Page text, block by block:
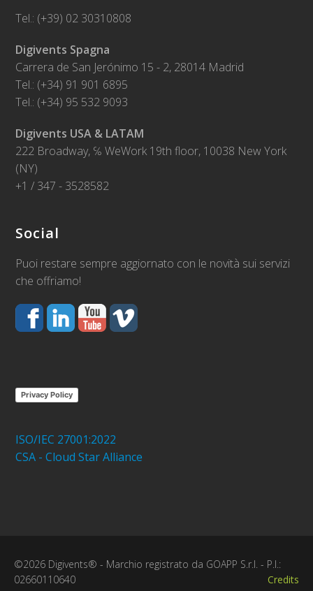
Tel.: (+39) 02 30310808
Digivents Spagna
Carrera de San Jerónimo 15 - 2, 28014 Madrid
Tel.: (+34) 91 901 6895
Tel.: (+34) 95 532 9093
Digivents USA & LATAM
222 Broadway, ℅ WeWork 19th floor, 10038 New York
(NY)
+1 / 347 - 3528582
Social
Puoi restare sempre aggiornato con le novità sui servizi
che offriamo!
Privacy Policy
ISO/IEC 27001:2022
CSA - Cloud Star Alliance
©2026 Digivents® - Marchio registrato da GOAPP S.r.l. - P.I.:
02660110640
Credits